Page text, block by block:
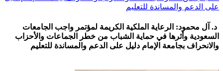
على الدعم والمساندة للتعليم
د. آل محمود: الرعاية الملكية الكريمة لمؤتمر واجب الجامعات
السعودية وأثرها في حماية الشباب من خطر الجماعات والأحزاب
والانحراف بجامعة الإمام دليل على الدعم والمساندة للتعليم